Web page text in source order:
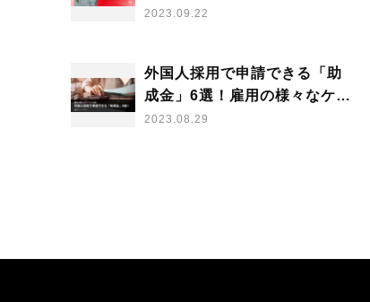
介！
2023.09.22
外国人採用で申請できる「助
成金」6選！雇用の様々なケー
スに対応
2023.08.29